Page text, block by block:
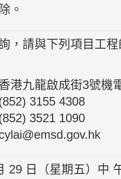
。
，請與下列項目工
港九龍啟成街3號機
3155 4308
3521 1090
29 日（星期五）中